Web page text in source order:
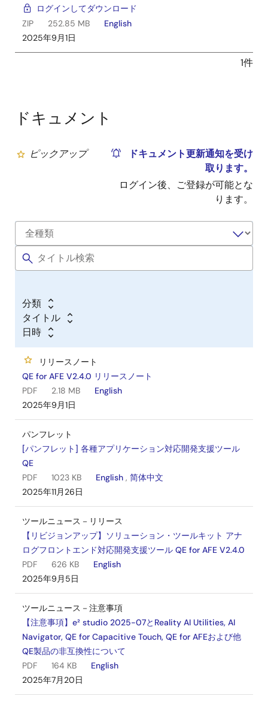
ログインしてダウンロード
ZIP
252.85 MB
English
2025年9月1日
1件
ドキュメント
ピックアップ
ドキュメント更新通知を受け
取ります。
ログイン後、ご登録が可能とな
ります。
分類
タイトル
日時
リリースノート
QE for AFE V2.4.0 リリースノート
PDF
2.18 MB
English
2025年9月1日
パンフレット
[パンフレット] 各種アプリケーション対応開発支援ツール
QE
PDF
1023 KB English , 简体中文
2025年11月26日
ツールニュース－リリース
【リビジョンアップ】ソリューション・ツールキット アナ
ログフロントエンド対応開発支援ツール QE for AFE V2.4.0
PDF
626 KB
English
2025年9月5日
ツールニュース－注意事項
【注意事項】e² studio 2025-07とReality AI Utilities, AI
Navigator, QE for Capacitive Touch, QE for AFEおよび他
QE製品の非互換性について
PDF
164 KB
English
2025年7月20日